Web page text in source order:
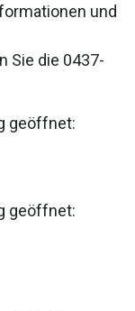
und
Sie die 0437-
geöffnet:
geöffnet: